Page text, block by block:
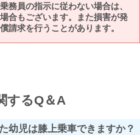
務員の指示に従わない場合は、
合もございます。また損害が発
請求を行うことがあります。
するQ＆A
幼児は膝上乗車できますか？